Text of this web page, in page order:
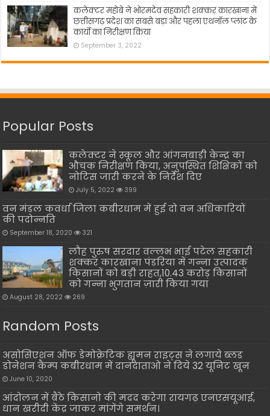
कलेक्टर महोबे ने भोरमदेव सहकारी शक्कर कारखाना में
छत्तीसगढ़ प्रदेश का सबसे बड़ा और पहला एथनॉल प्लांट के
कार्यो का निरीक्षण किया
September 3, 2022
Popular Posts
कलेक्टर ने स्कूल और आंगनबाड़ी केन्द्र का
औचक निरीक्षण किया, अनुपस्थित शिक्षिकों को
नोटिस जारी करने के निर्देश दिए
July 5, 2022 399
वन मंडल कवर्धा जिला कबीरधाम में हुई दो वन अधिकारियों
की पदोन्नति
September 18, 2020 321
लौह पुरुष सरदार वल्लभ भाई पटेल सहकारी
शक्कर कारखाना पंडरिया में गन्ना उत्पादक
किसानों को बड़ी राहत,10.43 करोड़ किसानों
को गन्ना भुगतान ज़ारी किया गया
August 28, 2022 269
Random Posts
असोसिएशन ऑफ डेमोक्रेटिक ह्यूमन राइट्स ने लगाये ब्लड
डोनेशन कैम्प कबीरधाम में दानदाताओ ने दिये 32 यूनिट खून
June 10, 2020
आंदोलन में बैठे किसानो की मदद करेगा रायगढ़ एनएसयूआई,
धान खरीदी केंद्र जाकर मांगेंगे समर्थन।